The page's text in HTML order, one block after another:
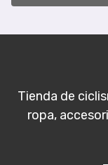
Tienda de
ropa,